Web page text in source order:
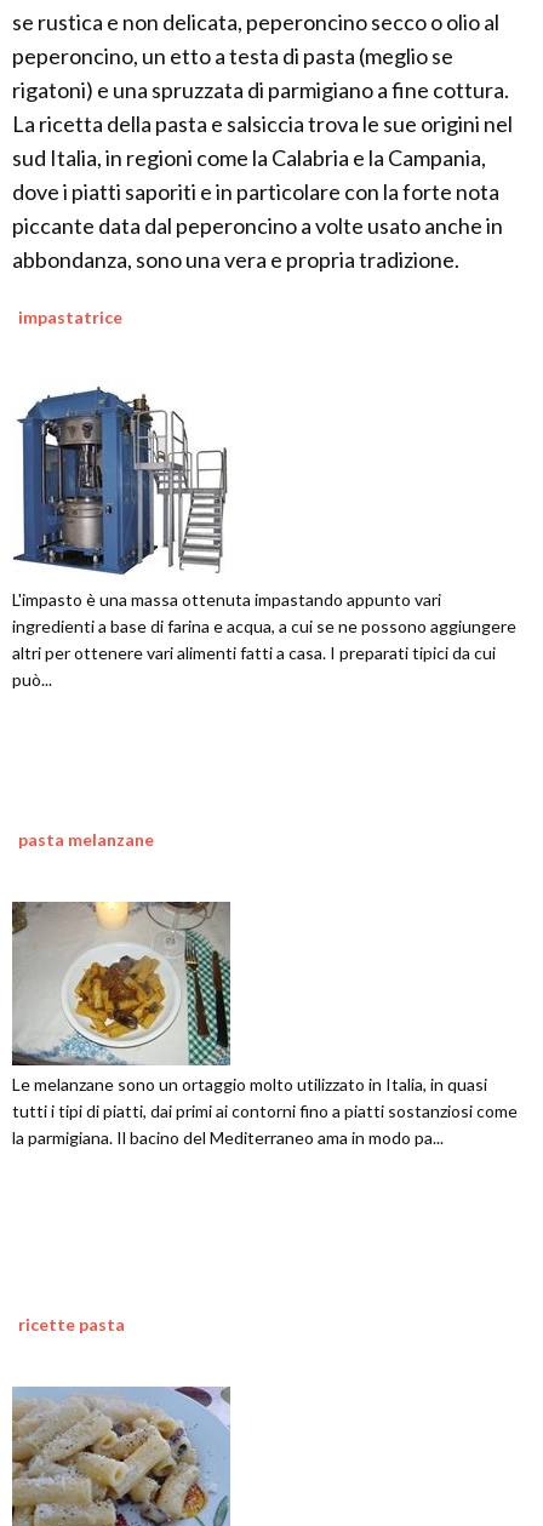
se rustica e non delicata, peperoncino secco o olio al
peperoncino, un etto a testa di pasta (meglio se
rigatoni) e una spruzzata di parmigiano a fine cottura.
La ricetta della pasta e salsiccia trova le sue origini nel
sud Italia, in regioni come la Calabria e la Campania,
dove i piatti saporiti e in particolare con la forte nota
piccante data dal peperoncino a volte usato anche in
abbondanza, sono una vera e propria tradizione.
impastatrice
L'impasto è una massa ottenuta impastando appunto vari
ingredienti a base di farina e acqua, a cui se ne possono aggiungere
altri per ottenere vari alimenti fatti a casa. I preparati tipici da cui
può...
pasta melanzane
Le melanzane sono un ortaggio molto utilizzato in Italia, in quasi
tutti i tipi di piatti, dai primi ai contorni fino a piatti sostanziosi come
la parmigiana. Il bacino del Mediterraneo ama in modo pa...
ricette pasta